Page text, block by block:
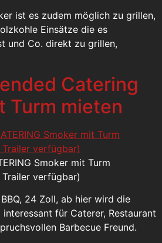
ist es zudem möglich zu grillen,
Einsätze die es
und Co. direkt zu grillen,
Catering
Turm mieten
Smoker mit Turm
verfügbar)
24 Zoll, ab hier wird die
für Caterer, Restaurant
Barbecue Freund.